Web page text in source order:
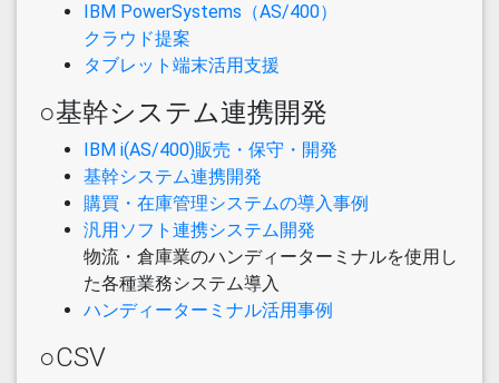
IBM PowerSystems（AS/400）
クラウド提案
タブレット端末活用支援
○基幹システム連携開発
IBM i(AS/400)販売・保守・開発
基幹システム連携開発
購買・在庫管理システムの導入事例
汎用ソフト連携システム開発
物流・倉庫業のハンディーターミナルを使用し
た各種業務システム導入
ハンディーターミナル活用事例
○CSV